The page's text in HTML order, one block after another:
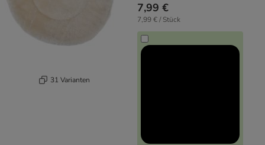
31 Varianten
7,99 €
7,99 € / Stück